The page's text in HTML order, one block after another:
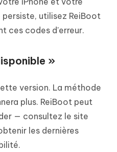
utilisez ReiBoot
ces codes d'erreur.
»
version. La méthode
plus. ReiBoot peut
— consultez le site
les dernières